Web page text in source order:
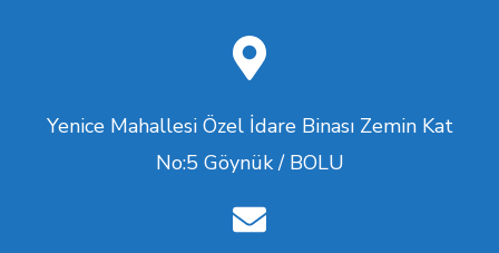
Yenice Mahallesi Özel İdare Binası Zemin Kat
No:5 Göynük / BOLU